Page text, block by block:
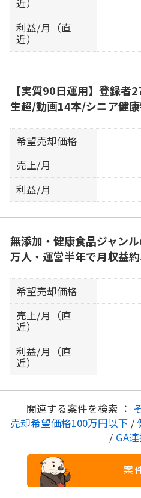
近）
利益/月（直
近）
【実質90日運用】登録
生超/動画14本/シニア健
希望売却価格
売上/月
利益/月
無添加・健康食品ジャン
万人・運営半年で月収益
希望売却価格
売上/月（直
近）
利益/月（直
近）
関連する案件を検索 ：
売却希望価格100万円以下 /
/ GA
案